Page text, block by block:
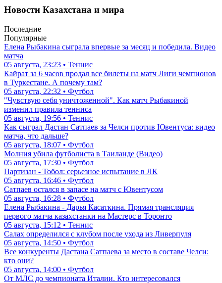
Новости Казахстана и мира
Последние
Популярные
Елена Рыбакина сыграла впервые за месяц и победила. Видео
матча
05 августа, 23:23 • Теннис
Кайрат за 6 часов продал все билеты на матч Лиги чемпионов
в Туркестане. А почему там?
05 августа, 22:32 • Футбол
"Чувствую себя уничтоженной". Как матч Рыбакиной
изменил правила тенниса
05 августа, 19:56 • Теннис
Как сыграл Дастан Сатпаев за Челси против Ювентуса: видео
матча, что дальше?
05 августа, 18:07 • Футбол
Молния убила футболиста в Таиланде (Видео)
05 августа, 17:30 • Футбол
Партизан - Тобол: серьезное испытание в ЛК
05 августа, 16:46 • Футбол
Сатпаев остался в запасе на матч с Ювентусом
05 августа, 16:28 • Футбол
Елена Рыбакина - Дарья Касаткина. Прямая трансляция
первого матча казахстанки на Мастерс в Торонто
05 августа, 15:12 • Теннис
Салах определился с клубом после ухода из Ливерпуля
05 августа, 14:50 • Футбол
Все конкуренты Дастана Сатпаева за место в составе Челси:
кто они?
05 августа, 14:00 • Футбол
От МЛС до чемпионата Италии. Кто интересовался